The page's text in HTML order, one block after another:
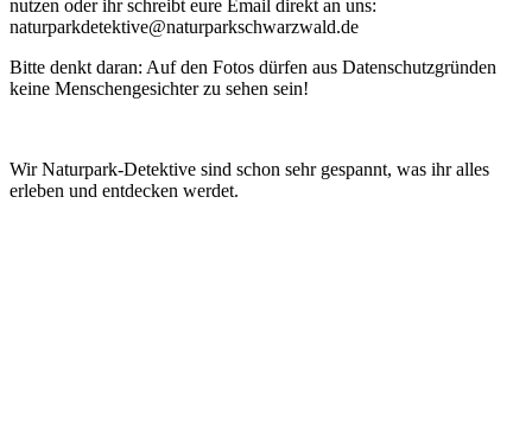
nutzen oder ihr schreibt eure Email direkt an uns:
naturparkdetektive@naturparkschwarzwald.de
Bitte denkt daran: Auf den Fotos dürfen aus Datenschutzgründen
keine Menschengesichter zu sehen sein!
Wir Naturpark-Detektive sind schon sehr gespannt, was ihr alles
erleben und entdecken werdet.